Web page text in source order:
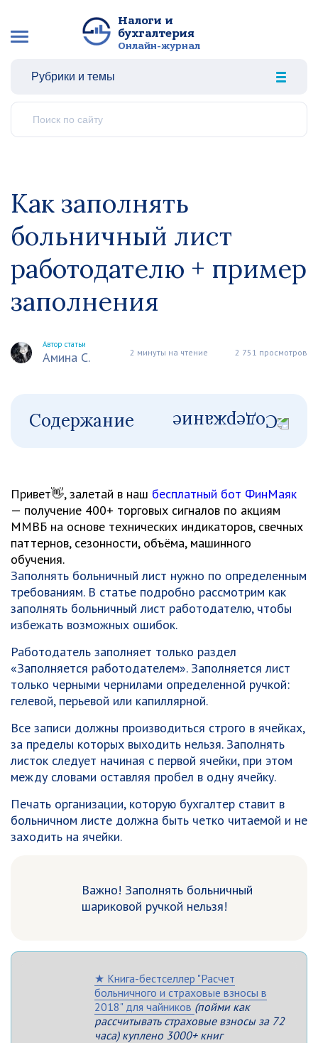
Налоги и
бухгалтерия
Онлайн-журнал
Рубрики и темы
Как заполнять
больничный лист
работодателю + пример
заполнения
Автор статьи
Амина С. 2 минуты на чтение 2 751 просмотров
Содержание
Привет👋, залетай в наш бесплатный бот ФинМаяк
— получение 400+ торговых сигналов по акциям
ММВБ на основе технических индикаторов, свечных
паттернов, сезонности, объёма, машинного
обучения.
Заполнять больничный лист нужно по определенным
требованиям. В статье подробно рассмотрим как
заполнять больничный лист работодателю, чтобы
избежать возможных ошибок.
Работодатель заполняет только раздел
«Заполняется работодателем». Заполняется лист
только черными чернилами определенной ручкой:
гелевой, перьевой или капиллярной.
Все записи должны производиться строго в ячейках,
за пределы которых выходить нельзя. Заполнять
листок следует начиная с первой ячейки, при этом
между словами оставляя пробел в одну ячейку.
Печать организации, которую бухгалтер ставит в
больничном листе должна быть четко читаемой и не
заходить на ячейки.
Важно! Заполнять больничный
шариковой ручкой нельзя!
★ Книга-бестселлер "Расчет
больничного и страховые взносы в
2018" для чайников (пойми как
рассчитывать страховые взносы за 72
часа) куплено 3000+ книг